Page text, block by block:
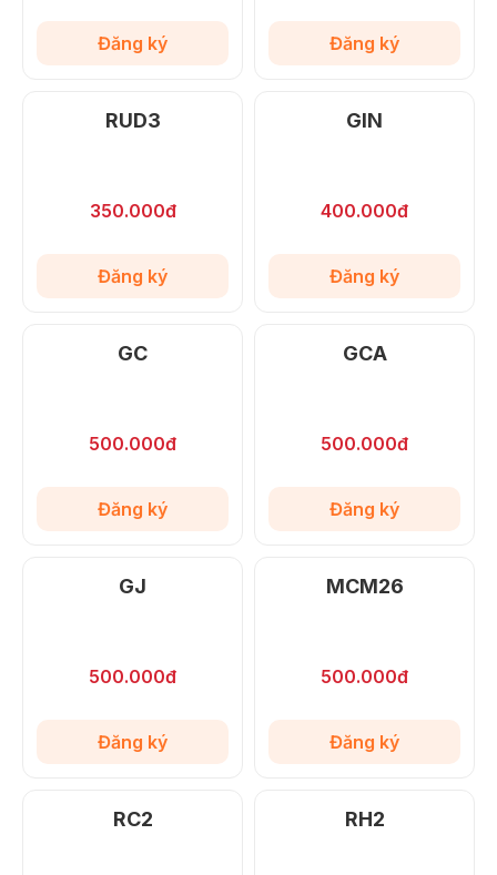
Đăng ký Đăng ký
RUD3
350.000đ
Đăng ký
GIN
400.000đ
Đăng ký
GC
500.000đ
Đăng ký
GCA
500.000đ
Đăng ký
GJ
500.000đ
Đăng ký
MCM26
500.000đ
Đăng ký
RC2 RH2